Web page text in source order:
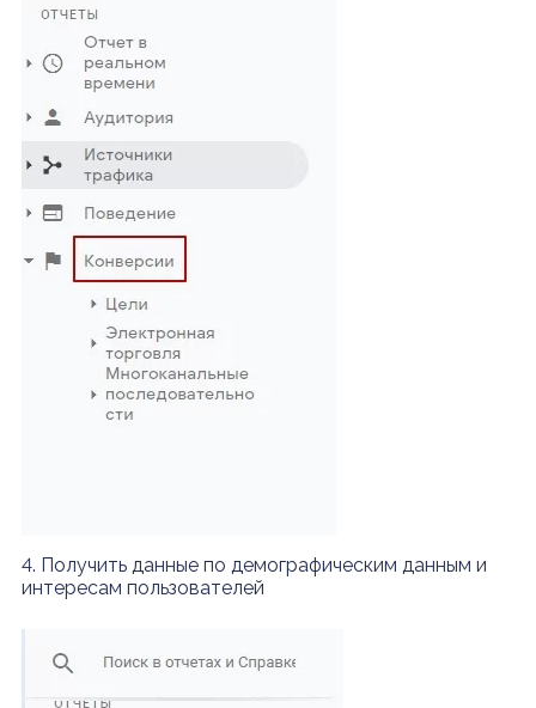
4. Получить данные по демографическим данным и
интересам пользователей